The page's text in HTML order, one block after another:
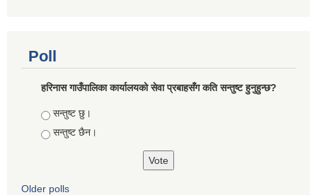
Poll
हरिनास गाउँपालिका कार्यालयको सेवा प्रबाहसँग कति सन्तुष्ट हुनुहुन्छ?
Choices
सन्तुष्ट छु।
सन्तुष्ट छैन।
Older polls